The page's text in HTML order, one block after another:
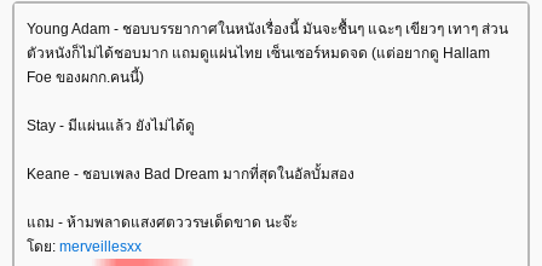
Young Adam - ชอบบรรยากาศในหนังเรื่องนี้ มันจะชื้นๆ แฉะๆ เขียวๆ เทาๆ ส่วน
ตัวหนังก็ไม่ได้ชอบมาก แถมดูแผ่นไทย เซ็นเซอร์หมดจด (แต่อยากดู Hallam
Foe ของผกก.คนนี้)
Stay - มีแผ่นแล้ว ยังไม่ได้ดู
Keane - ชอบเพลง Bad Dream มากที่สุดในอัลบั้มสอง
ถม - ห้ามพลาดแสงศตววรษเด็ดขาด นะจ๊ะ
ดย: merveillesxx